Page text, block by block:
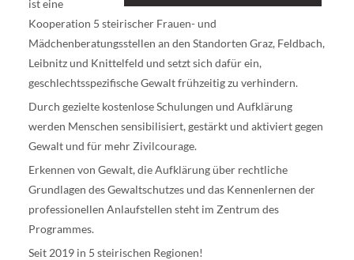
ist eine
Kooperation 5 steirischer Frauen- und
Mädchenberatungsstellen an den Standorten Graz, Feldbach,
Leibnitz und Knittelfeld und setzt sich dafür ein,
geschlechtsspezifische Gewalt frühzeitig zu verhindern.
Durch gezielte kostenlose Schulungen und Aufklärung
werden Menschen sensibilisiert, gestärkt und aktiviert gegen
Gewalt und für mehr Zivilcourage.
Erkennen von Gewalt, die Aufklärung über rechtliche
Grundlagen des Gewaltschutzes und das Kennenlernen der
professionellen Anlaufstellen steht im Zentrum des
Programmes.
Seit 2019 in 5 steirischen Regionen!